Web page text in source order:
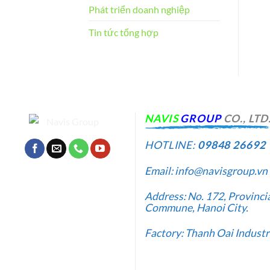
Phát triển doanh nghiệp
Tin tức tổng hợp
NAVIS GROUP CO.,
HOTLINE:09848 26692
Email: info@navisgroup.vn
Address: No. 172,
Commune, Hanoi City.
Factory: Thanh Oai